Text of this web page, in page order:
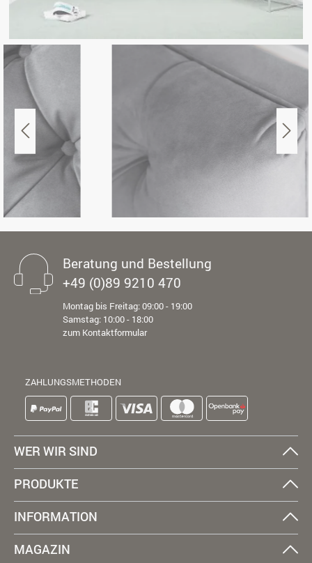
Beratung und Bestellung
+49 (0)89 9210 470
Montag bis Freitag: 09:00 - 19:00
Samstag: 10:00 - 18:00
zum Kontaktformular
ZAHLUNGSMETHODEN
WER WIR SIND
PRODUKTE
INFORMATION
MAGAZIN